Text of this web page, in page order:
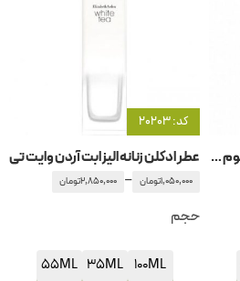
عطر ادکلن زنانه الی ساب لی پارفوم ریسورت کالکشن
کد: 20203
عطر ادکلن زنانه الیزابت آردن وایت تی
1,050,000تومان –
2,850,000تومان
حجم
100ML
35ML
55ML